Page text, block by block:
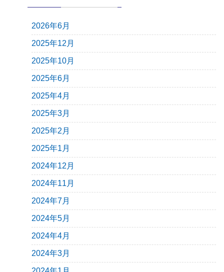
2026年6月
2025年12月
2025年10月
2025年6月
2025年4月
2025年3月
2025年2月
2025年1月
2024年12月
2024年11月
2024年7月
2024年5月
2024年4月
2024年3月